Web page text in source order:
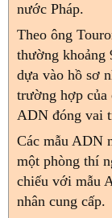
nước Pháp.
Theo ông
thường khoảng
dựa vào hồ sơ
trường hợp của
ADN đóng vai
Các mẫu ADN
một phòng thí
chiếu với mẫu
nhân cung cấp.